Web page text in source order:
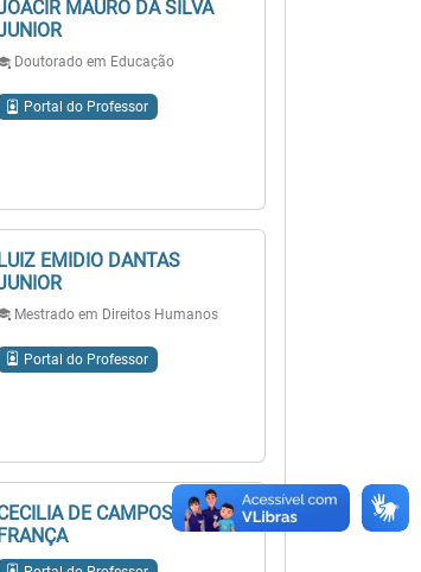
MAURO DA SILVA
Doutorado em Educação
Portal do Professor
EMIDIO DANTAS
Mestrado em Direitos Humanos
Portal do Professor
DE CAMPOS